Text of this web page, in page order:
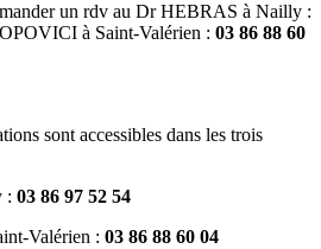
un rdv au Dr HEBRAS à Nailly :
à Saint-Valérien : 03 86 88 60
sont accessibles dans les trois
: 03 86 97 52 54
Valérien : 03 86 88 60 04